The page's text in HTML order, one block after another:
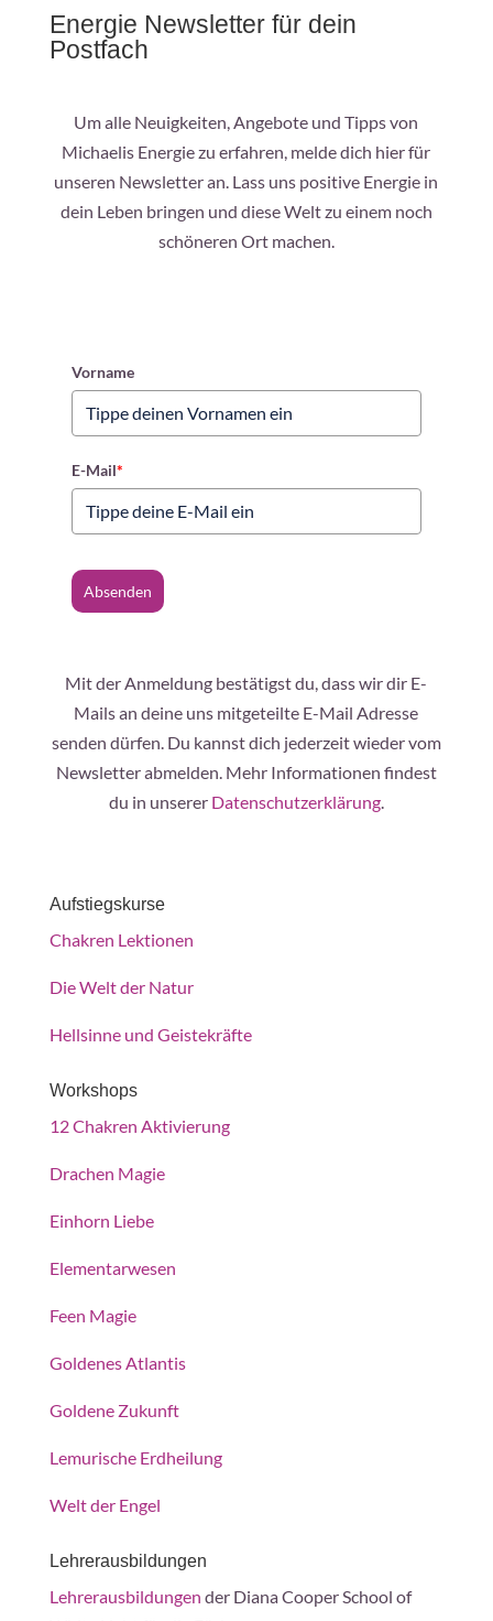
Energie Newsletter für dein
Postfach
Um alle Neuigkeiten, Angebote und Tipps von
Michaelis Energie zu erfahren, melde dich hier für
unseren Newsletter an. Lass uns positive Energie in
dein Leben bringen und diese Welt zu einem noch
schöneren Ort machen.
Vorname
E-Mail*
Absenden
Mit der Anmeldung bestätigst du, dass wir dir E-
Mails an deine uns mitgeteilte E-Mail Adresse
senden dürfen. Du kannst dich jederzeit wieder vom
Newsletter abmelden. Mehr Informationen findest
du in unserer Datenschutzerklärung.
Aufstiegskurse
Chakren Lektionen
Die Welt der Natur
Hellsinne und Geistekräfte
Workshops
12 Chakren Aktivierung
Drachen Magie
Einhorn Liebe
Elementarwesen
Feen Magie
Goldenes Atlantis
Goldene Zukunft
Lemurische Erdheilung
Welt der Engel
Lehrerausbildungen
Lehrerausbildungen der Diana Cooper School of